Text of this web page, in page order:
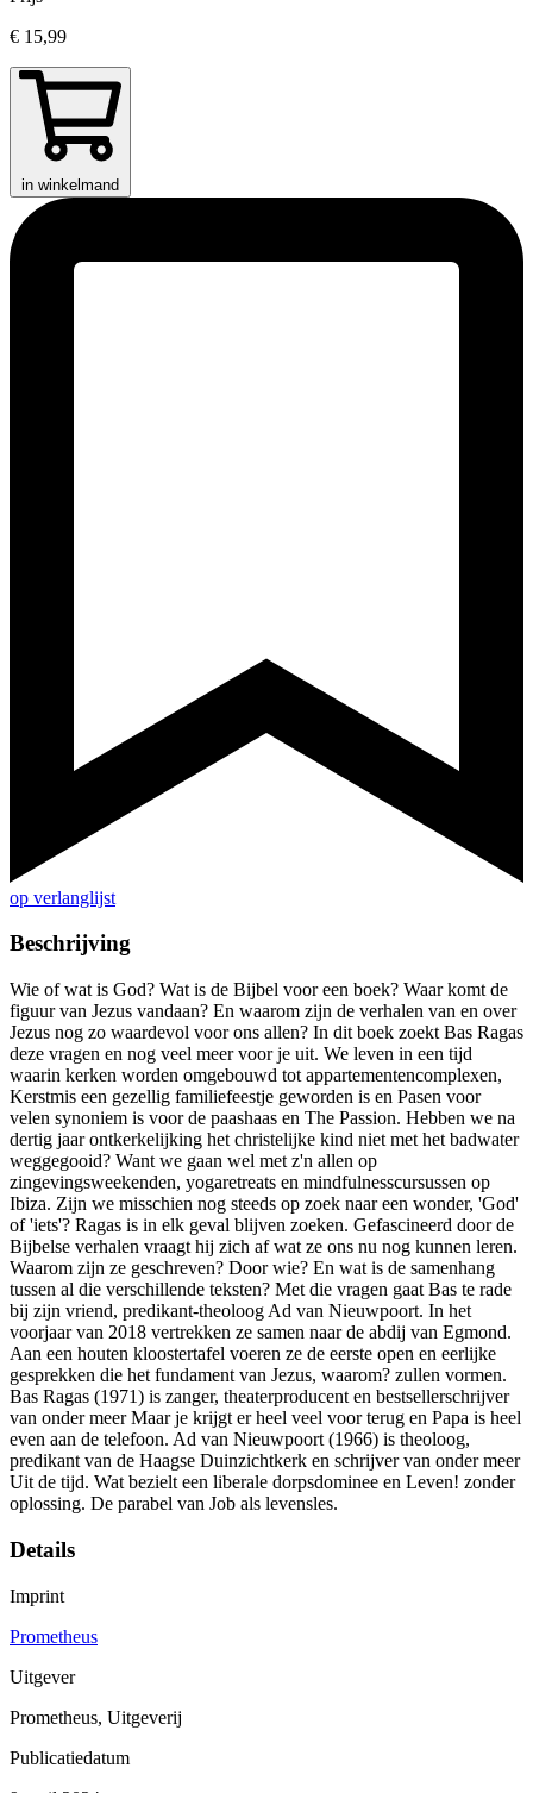
€ 15,99
in winkelmand
op verlanglijst
Beschrijving
Wie of wat is God? Wat is de Bijbel voor een boek? Waar komt de
figuur van Jezus vandaan? En waarom zijn de verhalen van en over
Jezus nog zo waardevol voor ons allen? In dit boek zoekt Bas Ragas
deze vragen en nog veel meer voor je uit. We leven in een tijd
waarin kerken worden omgebouwd tot appartementencomplexen,
Kerstmis een gezellig familiefeestje geworden is en Pasen voor
velen synoniem is voor de paashaas en The Passion. Hebben we na
dertig jaar ontkerkelijking het christelijke kind niet met het badwater
weggegooid? Want we gaan wel met z'n allen op
zingevingsweekenden, yogaretreats en mindfulnesscursussen op
Ibiza. Zijn we misschien nog steeds op zoek naar een wonder, 'God'
of 'iets'? Ragas is in elk geval blijven zoeken. Gefascineerd door de
Bijbelse verhalen vraagt hij zich af wat ze ons nu nog kunnen leren.
Waarom zijn ze geschreven? Door wie? En wat is de samenhang
tussen al die verschillende teksten? Met die vragen gaat Bas te rade
bij zijn vriend, predikant-theoloog Ad van Nieuwpoort. In het
voorjaar van 2018 vertrekken ze samen naar de abdij van Egmond.
Aan een houten kloostertafel voeren ze de eerste open en eerlijke
gesprekken die het fundament van Jezus, waarom? zullen vormen.
Bas Ragas (1971) is zanger, theaterproducent en bestsellerschrijver
van onder meer Maar je krijgt er heel veel voor terug en Papa is heel
even aan de telefoon. Ad van Nieuwpoort (1966) is theoloog,
predikant van de Haagse Duinzichtkerk en schrijver van onder meer
Uit de tijd. Wat bezielt een liberale dorpsdominee en Leven! zonder
oplossing. De parabel van Job als levensles.
Details
Imprint
Prometheus
Uitgever
Prometheus, Uitgeverij
Publicatiedatum